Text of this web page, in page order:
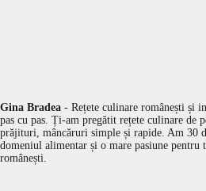
Gina Bradea - Rețete culinare românești și
pas cu pas. Ți-am pregătit rețete culinare de
prăjituri, mâncăruri simple și rapide. Am 30
domeniul alimentar și o mare pasiune pentru
românești.